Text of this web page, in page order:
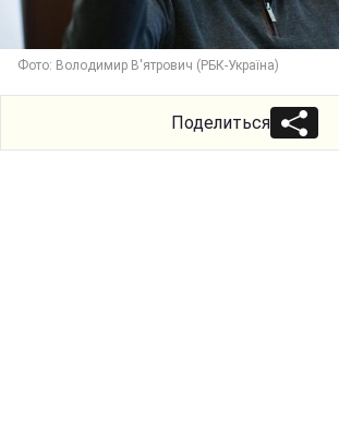
Фото: Володимир В'ятрович (РБК-Україна)
Поделиться